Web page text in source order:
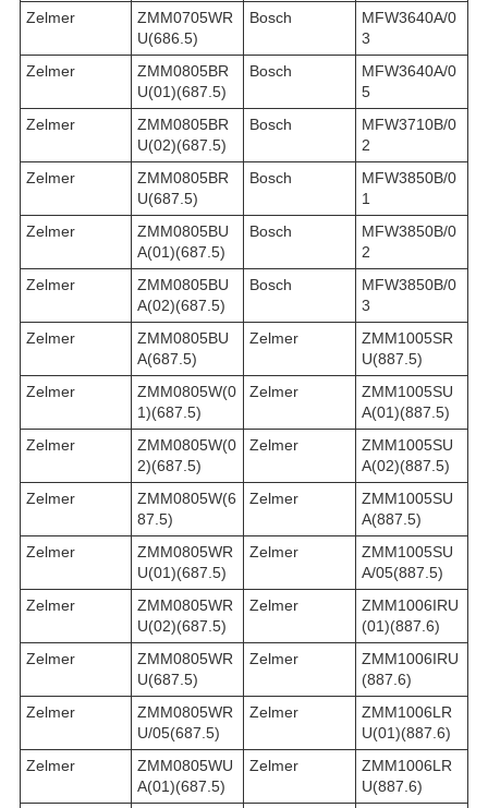
Zelmer
ZMM0705WR
U(686.5)
Bosch
MFW3640A/0
3
Zelmer
ZMM0805BR
U(01)(687.5)
Bosch
MFW3640A/0
5
Zelmer
ZMM0805BR
U(02)(687.5)
Bosch
MFW3710B/0
2
Zelmer
ZMM0805BR
U(687.5)
Bosch
MFW3850B/0
1
Zelmer
ZMM0805BU
A(01)(687.5)
Bosch
MFW3850B/0
2
Zelmer
ZMM0805BU
A(02)(687.5)
Bosch
MFW3850B/0
3
Zelmer
ZMM0805BU
A(687.5)
Zelmer
ZMM1005SR
U(887.5)
Zelmer
ZMM0805W(0
1)(687.5)
Zelmer
ZMM1005SU
A(01)(887.5)
Zelmer
ZMM0805W(0
2)(687.5)
Zelmer
ZMM1005SU
A(02)(887.5)
Zelmer
ZMM0805W(6
87.5)
Zelmer
ZMM1005SU
A(887.5)
Zelmer
ZMM0805WR
U(01)(687.5)
Zelmer
ZMM1005SU
A/05(887.5)
Zelmer
ZMM0805WR
U(02)(687.5)
Zelmer
ZMM1006IRU
(01)(887.6)
Zelmer
ZMM0805WR
U(687.5)
Zelmer
ZMM1006IRU
(887.6)
Zelmer
ZMM0805WR
U/05(687.5)
Zelmer
ZMM1006LR
U(01)(887.6)
Zelmer
ZMM0805WU
A(01)(687.5)
Zelmer
ZMM1006LR
U(887.6)